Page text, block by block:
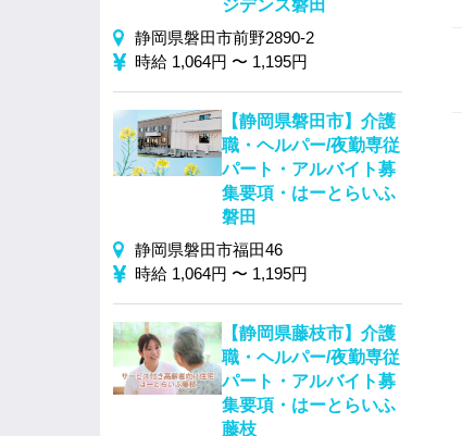
ジデンス磐田
静岡県磐田市前野2890-2
時給 1,064円 〜 1,195円
【静岡県磐田市】介護
職・ヘルパー/夜勤専従
パート・アルバイト募
集要項・はーとらいふ
磐田
静岡県磐田市福田46
時給 1,064円 〜 1,195円
【静岡県藤枝市】介護
職・ヘルパー/夜勤専従
パート・アルバイト募
集要項・はーとらいふ
藤枝